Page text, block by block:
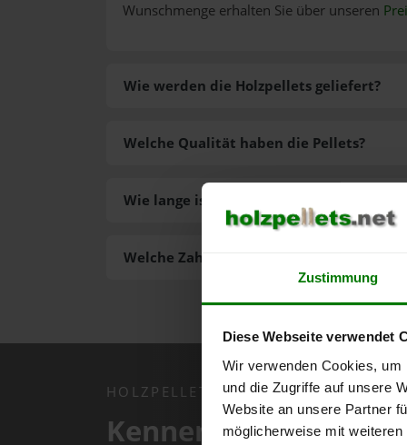
Zustimmung
Diese Webseite verwendet
Wir verwenden Cookies,
und die Zugriffe auf unsere
Website an unsere Partner
möglicherweise mit
Wunschmenge erhalten Sie über unseren
Wie werden die Holzpellets geliefert?
Welche Zahlungsarten gibt es?
Welche Qualität haben die Pellets?
Wie lange ist die Lieferzeit der Pellets?
HOLZPELLETS.NET APP
Kennen Sie schon